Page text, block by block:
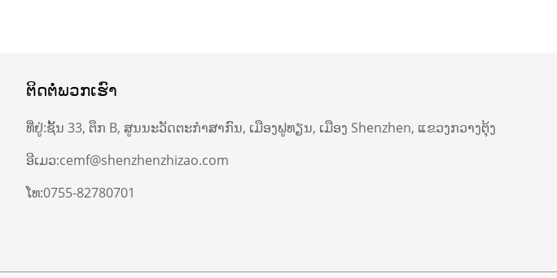
ຕິດ​ຕໍ່​ພວກ​ເຮົາ
ທີ່ຢູ່:ຊັ້ນ 33, ຕຶກ B, ສູນນະວັດຕະກໍາສາກົນ, ເມືອງຟູທຽນ, ເມືອງ Shenzhen, ແຂວງກວາງຕຸ້ງ
ອີເມວ:cemf@shenzhenzhizao.com
ໂທ:0755-82780701